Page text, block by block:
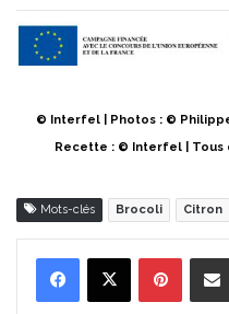
© Interfel | Photos : ©
Recette : © Interfel |
Mots-clés Brocoli Citron